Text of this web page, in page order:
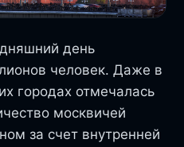
день
человек. Даже в
городах отмечалась
москвичей
за счет внутренней